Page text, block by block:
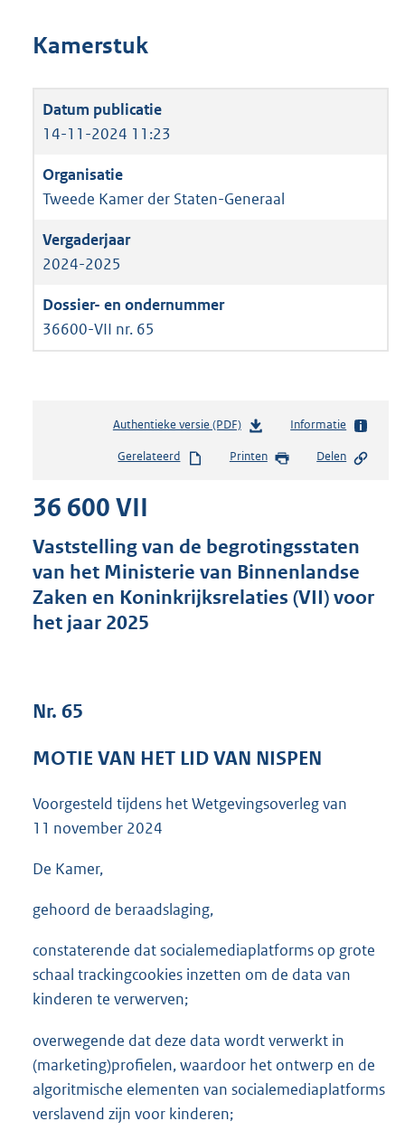
Kamerstuk
14-11-2024 11:23
Tweede Kamer der Staten-Generaal
2024-2025
36600-VII nr. 65
Authentieke versie (PDF)b
s
s
g
K
Informatie
Gerelateerd Printen Delen
36 600 VII
Vaststelling van de begrotingsstaten
van het Ministerie van Binnenlandse
Zaken en Koninkrijksrelaties (VII) voor
het jaar 2025
Nr. 65
MOTIE VAN HET LID VAN NISPEN
Voorgesteld tijdens het Wetgevingsoverleg van
11 november 2024
De Kamer,
gehoord de beraadslaging,
constaterende dat socialemediaplatforms op grote
schaal trackingcookies inzetten om de data van
kinderen te verwerven;
overwegende dat deze data wordt verwerkt in
(marketing)profielen, waardoor het ontwerp en de
algoritmische elementen van socialemediaplatforms
verslavend zijn voor kinderen;